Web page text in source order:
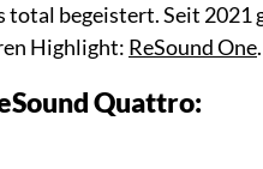
begeistert. Seit 2021
Highlight: ReSound One.
Quattro: